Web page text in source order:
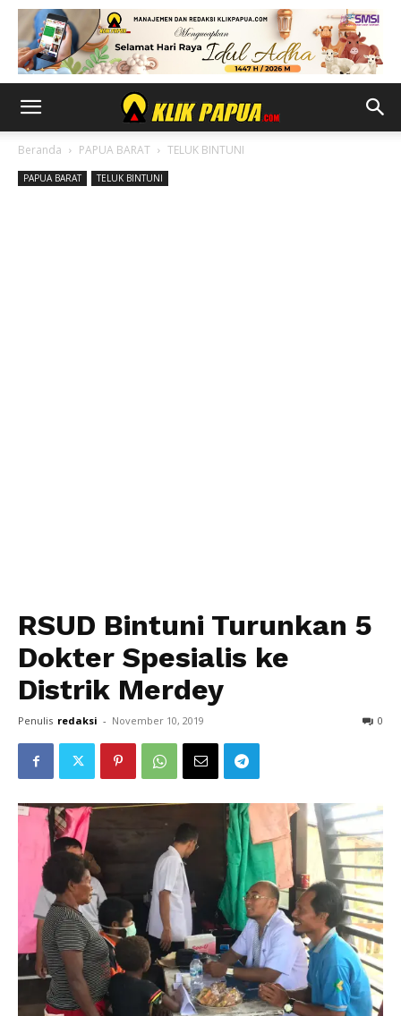
Beranda PAPUA BARAT TELUK BINTUNI
PAPUA BARAT TELUK BINTUNI
RSUD Bintuni Turunkan 5
Dokter Spesialis ke
Distrik Merdey
Penulis redaksi - November 10, 2019 0